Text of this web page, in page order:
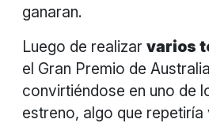
ganaran.
Luego de realizarvarios
el Gran Premio de
convirtiéndose en uno de
estreno, algo que